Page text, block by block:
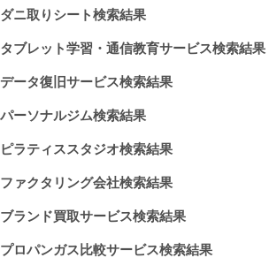
ダニ取りシート検索結果
タブレット学習・通信教育サービス検索結果
データ復旧サービス検索結果
パーソナルジム検索結果
ピラティススタジオ検索結果
ファクタリング会社検索結果
ブランド買取サービス検索結果
プロパンガス比較サービス検索結果